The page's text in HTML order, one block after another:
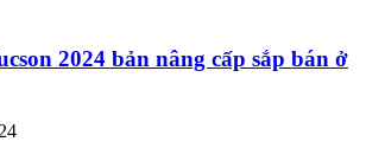
2024 bản nâng cấp sắp bán ở